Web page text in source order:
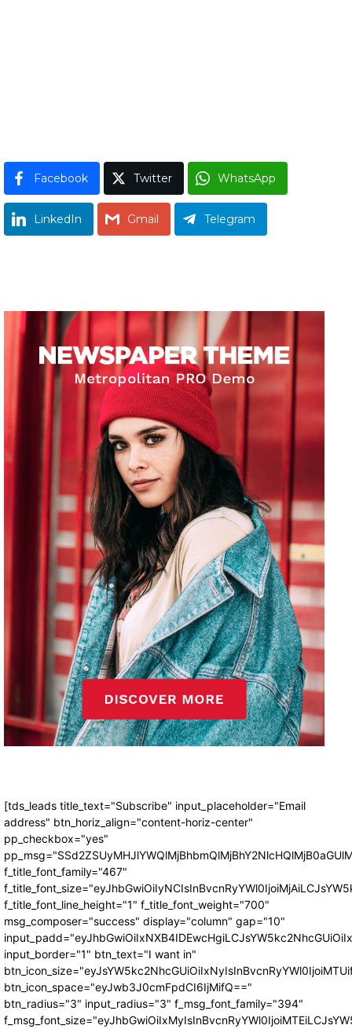
Facebook Twitter WhatsApp
LinkedIn Gmail Telegram
[tds_leads title_text="Subscribe" input_placeholder="Email
address" btn_horiz_align="content-horiz-center"
pp_checkbox="yes"
f_title_font_family="467"
f_title_font_line_height="1" f_title_font_weight="700"
msg_composer="success" display="column" gap="10"
input_border="1" btn_text="I want in"
btn_icon_space="eyJwb3J0cmFpdCI6IjMifQ=="
btn_radius="3" input_radius="3" f_msg_font_family="394"